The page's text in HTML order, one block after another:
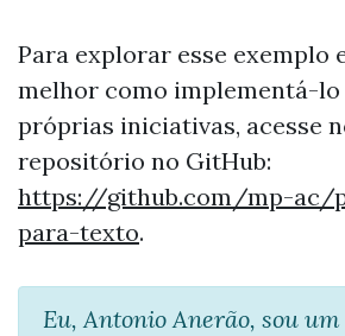
Para explorar esse exemplo
melhor como implementá-lo
próprias iniciativas, acesse
repositório no GitHub:
https://github.com/mp-ac/
para-texto.
Eu, Antonio Anerão, sou um